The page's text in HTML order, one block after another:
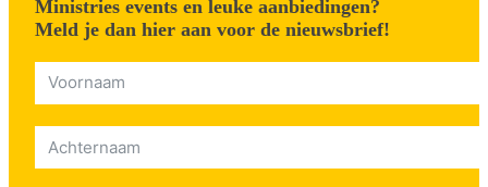
Ministries events en leuke aanbiedingen?
Meld je dan hier aan voor de nieuwsbrief!